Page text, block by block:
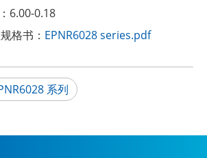
6.00-0.18
格书： EPNR6028 series.pdf
系列